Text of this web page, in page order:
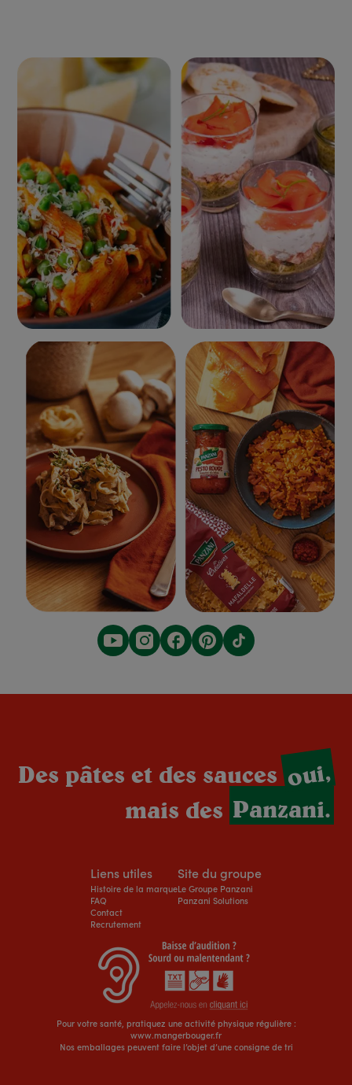
Des pâtes et des saucesoui,
mais des Panzani.
Liens utiles
Histoire de la marque
FAQ
Contact
Recrutement
Site du groupe
Le Groupe Panzani
Panzani Solutions
Pour votre santé, pratiquez une activité physique régulière :
www.mangerbouger.fr
Nos emballages peuvent faire l’objet d’une consigne de tri